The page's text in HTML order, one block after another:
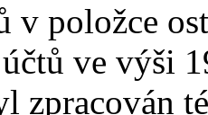
v položce
ve výši
zpracován